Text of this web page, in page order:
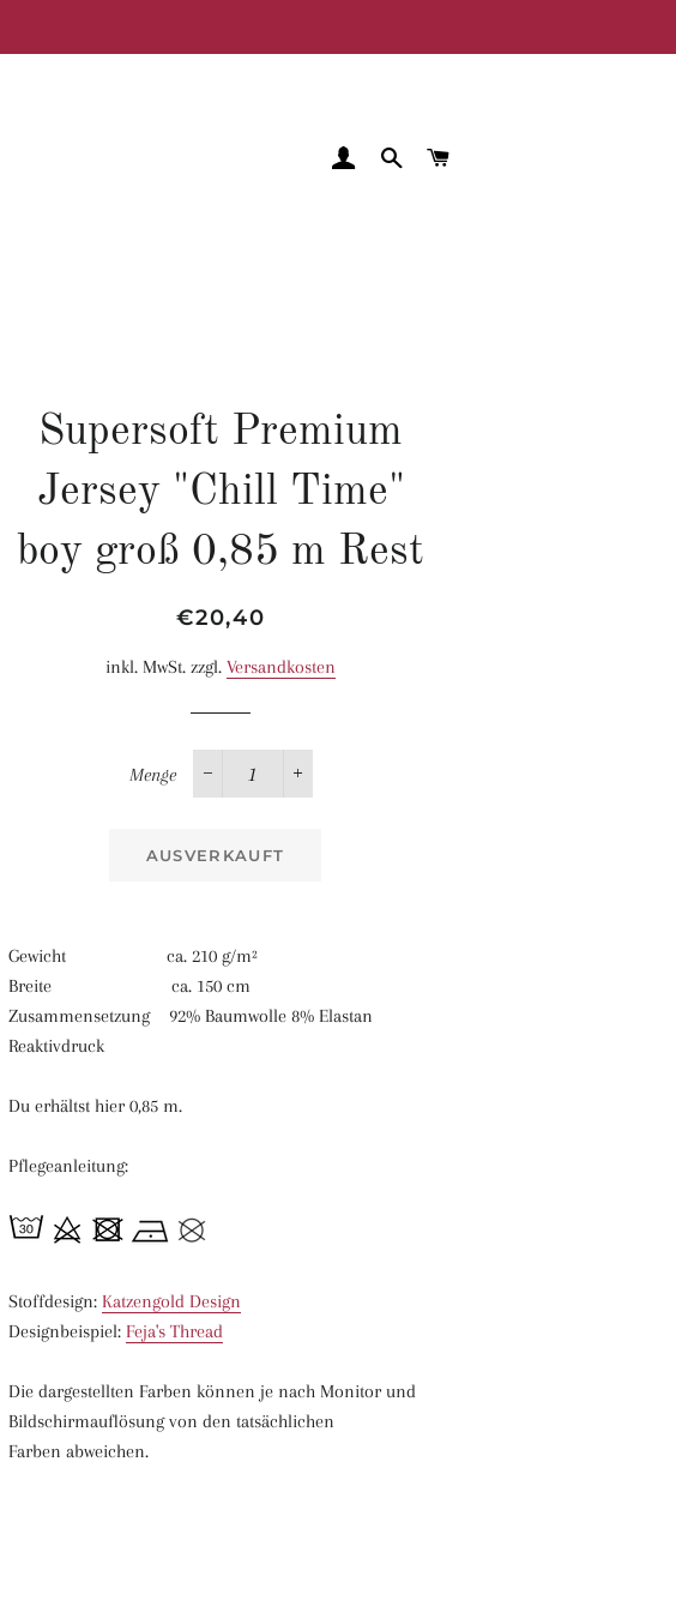
EINLOGGEN
SUCHE
Supersoft Premium
Jersey "Chill Time"
boy groß 0,85 m Rest
Normaler
Sonderpreis
€20,40
inkl. MwSt. zzgl.Versandkosten
Menge
−
+
AUSVERKAUFT
Gewicht ca. 210 g/m²
Breite ca. 150 cm
Zusammensetzung 92% Baumwolle 8% Elastan
Reaktivdruck
Du erhältst hier 0,85 m.
Pflegeanleitung:
Stoffdesign: Katzengold Design
Designbeispiel: Feja's Thread
Die dargestellten Farben können je nach Monitor und
Bildschirmauflösung von den tatsächlichen
Farben abweichen.